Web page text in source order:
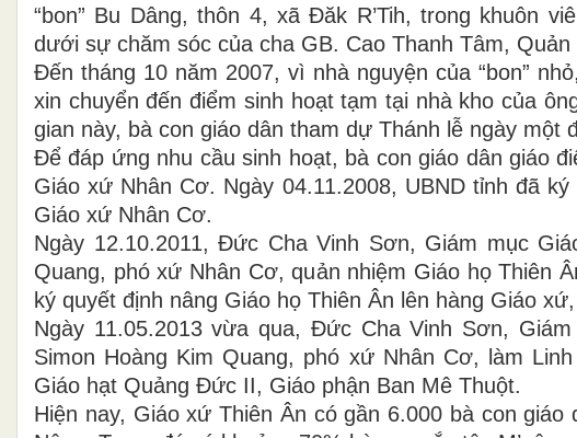
“bon” Bu Dâng, thôn 4, xã Đăk R’Tih, trong khuôn
dưới sự chăm sóc của cha GB. Cao Thanh Tâm,
Đến tháng 10 năm 2007, vì nhà nguyện của “bon”
xin chuyển đến điểm sinh hoạt tạm tại nhà kho của
gian này, bà con giáo dân tham dự Thánh lễ ngày một
Để đáp ứng nhu cầu sinh hoạt, bà con giáo dân giáo
Giáo xứ Nhân Cơ. Ngày 04.11.2008, UBND tỉnh đã
Giáo xứ Nhân Cơ.
Ngày 12.10.2011, Đức Cha Vinh Sơn, Giám mục
Quang, phó xứ Nhân Cơ, quản nhiệm Giáo họ Thiên
ký quyết định nâng Giáo họ Thiên Ân lên hàng Giáo
Ngày 11.05.2013 vừa qua, Đức Cha Vinh Sơn,
Simon Hoàng Kim Quang, phó xứ Nhân Cơ, làm
Giáo hạt Quảng Đức II, Giáo phận Ban Mê Thuột.
Hiện nay, Giáo xứ Thiên Ân có gần 6.000 bà con